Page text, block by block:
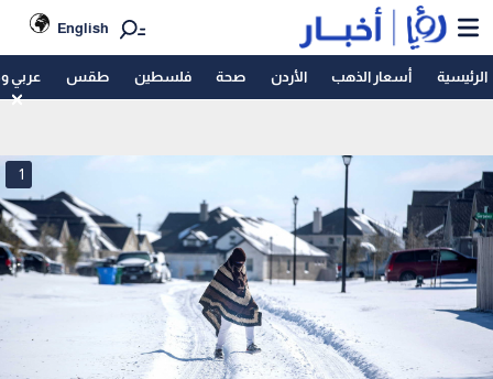
English
الرئيسية أسعار الذهب الأردن صحة فلسطين طقس عربي
1